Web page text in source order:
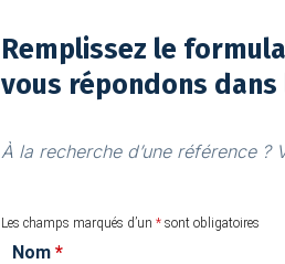
Remplissez le
vous répondons
À la recherche d’une référence ?
Les champs marqués d’un *sont obligatoires
Nom *